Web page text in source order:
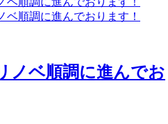
ノベ順調に進んでお